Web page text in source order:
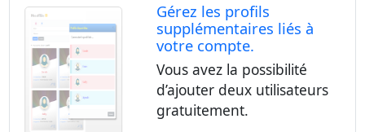
Gérez les profils
supplémentaires liés à
votre compte.
Vous avez la possibilité
d’ajouter deux utilisateurs
gratuitement.